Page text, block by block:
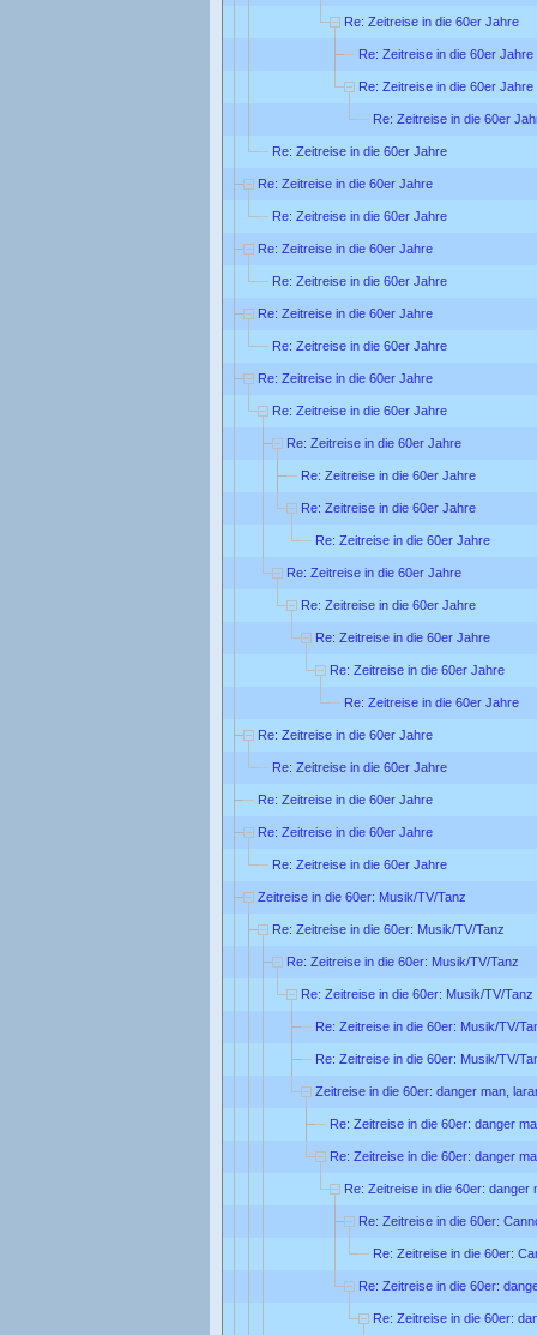
Re: Zeitreise in die 60er Jahre
Re: Zeitreise in die 60er Jahre
Re: Zeitreise in die 60er Jahre
Re: Zeitreise in die 60er
Re: Zeitreise in die 60er Jahre
Re: Zeitreise in die 60er Jahre
Re: Zeitreise in die 60er Jahre
Re: Zeitreise in die 60er Jahre
Re: Zeitreise in die 60er Jahre
Re: Zeitreise in die 60er Jahre
Re: Zeitreise in die 60er Jahre
Re: Zeitreise in die 60er Jahre
Re: Zeitreise in die 60er Jahre
Re: Zeitreise in die 60er Jahre
Re: Zeitreise in die 60er Jahre
Re: Zeitreise in die 60er Jahre
Re: Zeitreise in die 60er Jahre
Re: Zeitreise in die 60er Jahre
Re: Zeitreise in die 60er Jahre
Re: Zeitreise in die 60er Jahre
Re: Zeitreise in die 60er Jahre
Re: Zeitreise in die 60er Jahre
Re: Zeitreise in die 60er Jahre
Re: Zeitreise in die 60er Jahre
Re: Zeitreise in die 60er Jahre
Re: Zeitreise in die 60er Jahre
Re: Zeitreise in die 60er Jahre
Zeitreise in die 60er: Musik/TV/Tanz
Re: Zeitreise in die 60er: Musik/TV/Tanz
Re: Zeitreise in die 60er: Musik/TV/Tanz
Re: Zeitreise in die 60er: Musik/TV/Tanz
Re: Zeitreise in die 60er: Musik/TV/
Re: Zeitreise in die 60er: Musik/TV/
Zeitreise in die 60er: danger man,
Re: Zeitreise in die 60er: danger
Re: Zeitreise in die 60er: danger
Re: Zeitreise in die 60er: danger
Re: Zeitreise in die 60er:
Re: Zeitreise in die 60er:
Re: Zeitreise in die 60er:
Re: Zeitreise in die 60er: